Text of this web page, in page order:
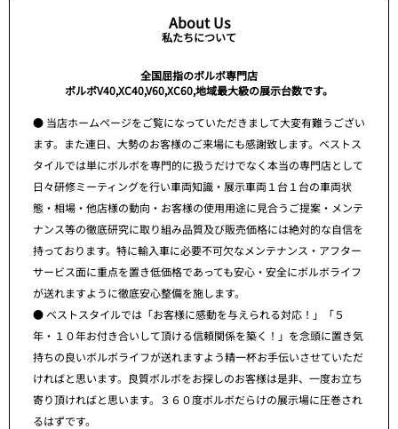
About Us
私たちについて
全国屈指のボルボ専門店
ボルボV40,XC40,V60,XC60,地域最大級の展示台数です。
● 当店ホームページをご覧になっていただきまして大変有難うござい
ます。また連日、大勢のお客様のご来場にも感謝致します。ベストス
タイルでは単にボルボを専門的に扱うだけでなく本当の専門店として
日々研修ミーティングを行い車両知識・展示車両１台１台の車両状
態・相場・他店様の動向・お客様の使用用途に見合うご提案・メンテ
ナンス等の徹底研究に取り組み品質及び販売価格には絶対的な自信を
持っております。特に輸入車に必要不可欠なメンテナンス・アフター
サービス面に重点を置き低価格であっても安心・安全にボルボライフ
が送れますように徹底安心整備を施します。
● ベストスタイルでは「お客様に感動を与えられる対応！」「５
年・１０年お付き合いして頂ける信頼関係を築く！」を念頭に置き気
持ちの良いボルボライフが送れますよう精一杯お手伝いさせていただ
ければと思います。良質ボルボをお探しのお客様は是非、一度お立ち
寄り頂ければと思います。３６０度ボルボだらけの展示場に圧巻され
るはずです。